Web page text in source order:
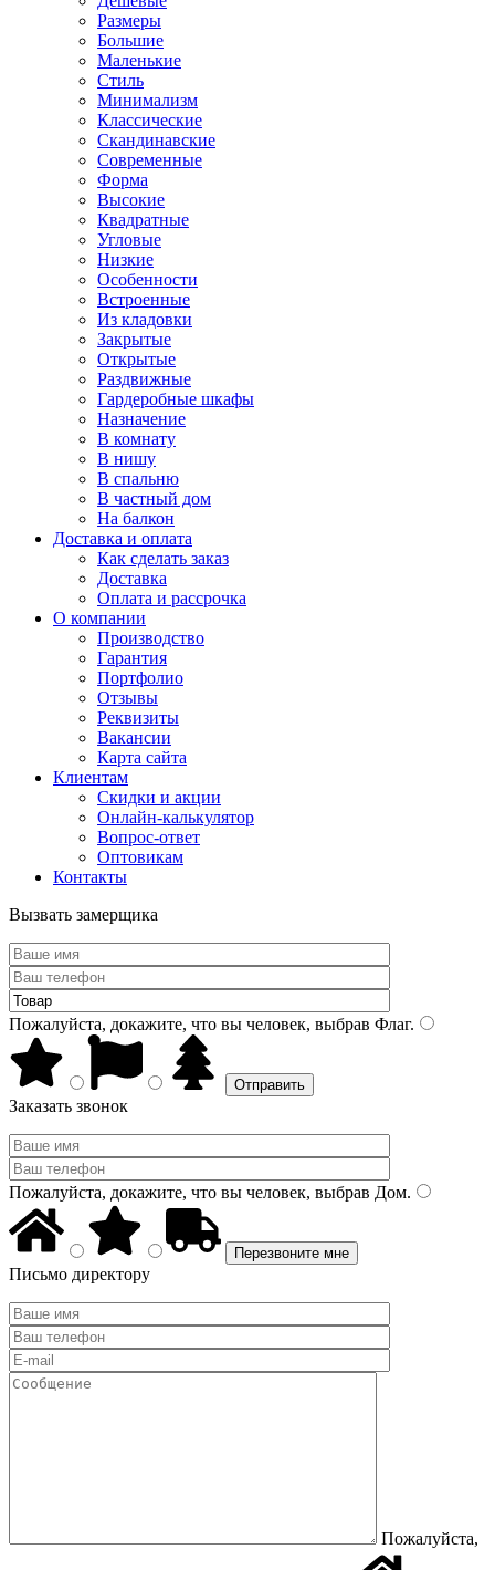
Размеры
Большие
Маленькие
Стиль
Минимализм
Классические
Скандинавские
Современные
Форма
Высокие
Квадратные
Угловые
Низкие
Особенности
Встроенные
Из кладовки
Закрытые
Открытые
Раздвижные
Гардеробные шкафы
Назначение
В комнату
В нишу
В спальню
В частный дом
На балкон
Доставка и оплата
Как сделать заказ
Доставка
Оплата и рассрочка
О компании
Производство
Гарантия
Портфолио
Отзывы
Реквизиты
Вакансии
Карта сайта
Клиентам
Скидки и акции
Онлайн-калькулятор
Вопрос-ответ
Оптовикам
Контакты
Вызвать замерщика
Пожалуйста, докажите, что вы человек, выбрав Флаг.
Заказать звонок
Пожалуйста, докажите, что вы человек, выбрав Дом.
Письмо директору
Пожалуйста,